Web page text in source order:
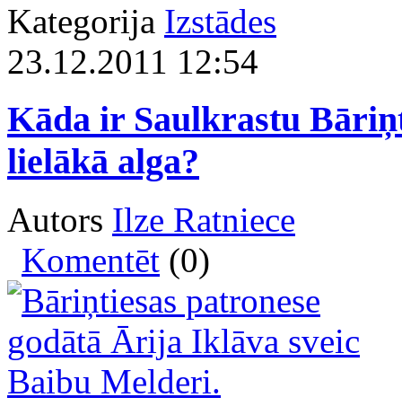
Kategorija Izstādes
23.12.2011 12:54
Kāda ir Saulkrastu
lielākā alga?
Autors Ilze Ratniece
Komentēt (0)